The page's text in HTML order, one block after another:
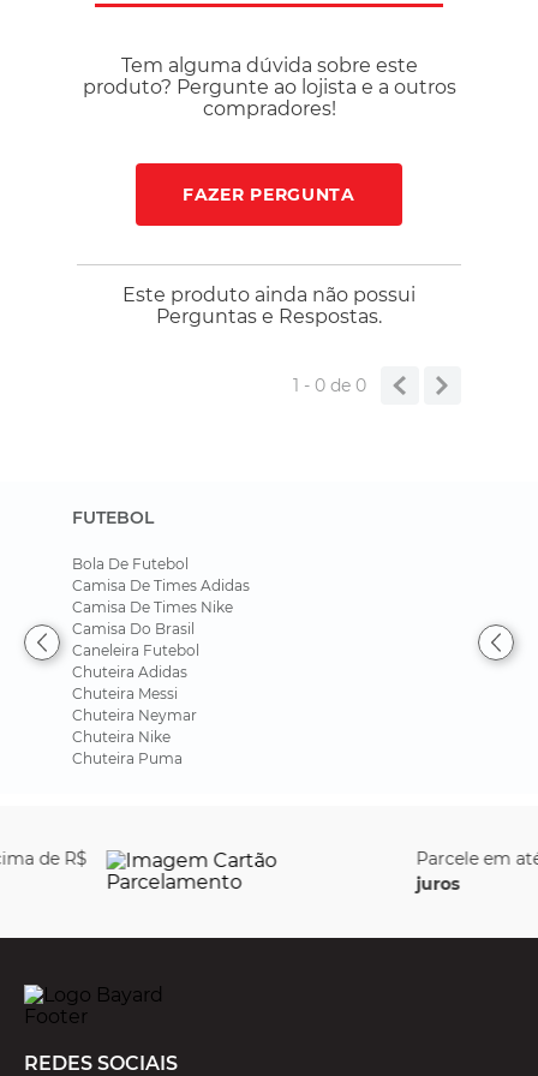
Tem alguma dúvida sobre este
produto? Pergunte ao lojista e a outros
compradores!
FAZER PERGUNTA
Este produto ainda não possui
Perguntas e Respostas.
1 - 0de 0
FUTEBOL
Bola De Futebol
Camisa De Times Adidas
Camisa De Times Nike
Camisa Do Brasil
Caneleira Futebol
Chuteira Adidas
Chuteira Messi
Chuteira Neymar
Chuteira Nike
Chuteira Puma
Parcele em até6x sem
REDES SOCIAIS